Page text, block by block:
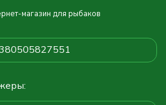
магазин для рыбаков